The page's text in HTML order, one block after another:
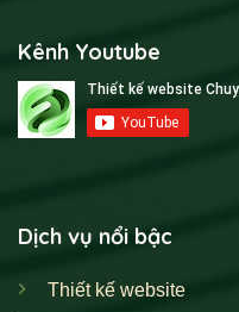
Kênh Youtube
Dịch vụ nổi bậc
Thiết kế website